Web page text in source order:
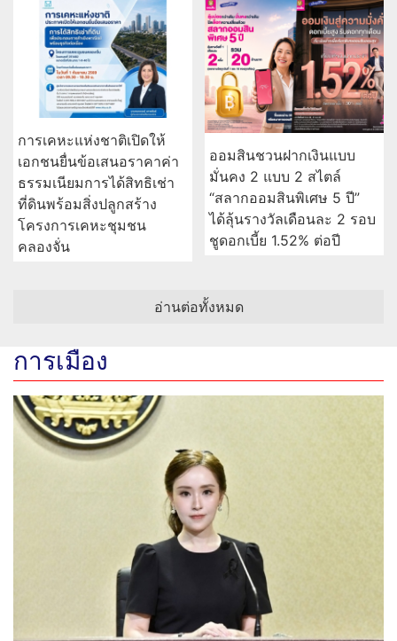
การเคหะแห่งชาติเปิดให้
เอกชนยื่นข้อเสนอราคาค่า
ธรรมเนียมการได้สิทธิเช่า
ที่ดินพร้อมสิ่งปลูกสร้าง
โครงการเคหะชุมชน
คลองจั่น
ออมสินชวนฝากเงินแบบ
มั่นคง 2 แบบ 2 สไตล์
“สลากออมสินพิเศษ 5 ปี”
ได้ลุ้นรางวัลเดือนละ 2 รอบ
ชูดอกเบี้ย 1.52% ต่อปี
อ่านต่อทั้งหมด
การเมือง